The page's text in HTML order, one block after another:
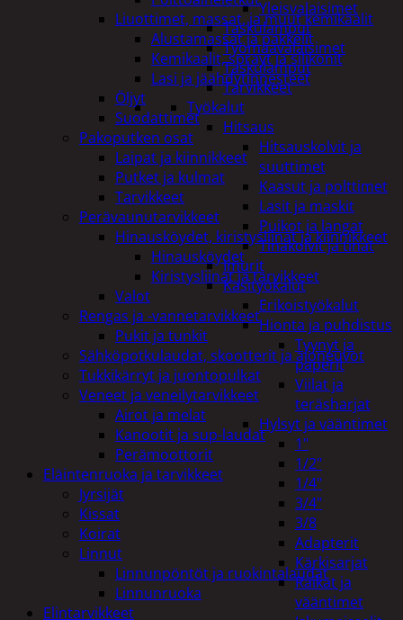
Yleisvalaisimet
Taskulamput
Työmaavalaisimet
Taskulamput
Tarvikkeet
Työkalut
Hitsaus
Hitsauskolvit ja
suuttimet
Kaasut ja polttimet
Lasit ja maskit
Puikot ja langat
Tinakolvit ja tinat
Imurit
Käsityökalut
Erikoistyökalut
Hionta ja puhdistus
Tyynyt ja
paperit
Viilat ja
teräsharjat
Hylsyt ja vääntimet
1"
1/2"
1/4"
3/4"
3/8
Adapterit
Kärkisarjat
Räikät ja
vääntimet
Liuottimet, massat, ja muut kemikaalit
Alustamassat ja pakkelit
Kemikaalit, sprayt ja silikonit
Lasi ja jäähdytinnesteet
Öljyt
Suodattimet
Pakoputken osat
Laipat ja kiinnikkeet
Putket ja kulmat
Tarvikkeet
Perävaunutarvikkeet
Hinausköydet, kiristysliinat ja kiinnikkeet
Hinausköydet
Kiristysliinat ja tarvikkeet
Valot
Rengas ja -vannetarvikkeet
Pukit ja tunkit
Sähköpotkulaudat, skootterit ja ajoneuvot
Tukkikärryt ja juontopulkat
Veneet ja veneilytarvikkeet
Airot ja melat
Kanootit ja sup-laudat
Perämoottorit
Eläintenruoka ja tarvikkeet
Jyrsijät
Kissat
Koirat
Linnut
Linnunpöntöt ja ruokintalaudat
Linnunruoka
Elintarvikkeet